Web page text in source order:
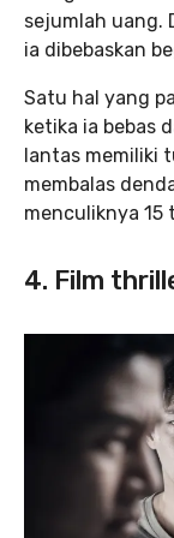
sejumlah uang.
ia dibebaskan
Satu hal yang
ketika ia bebas
lantas memiliki
membalas
menculiknya 15
4. Film